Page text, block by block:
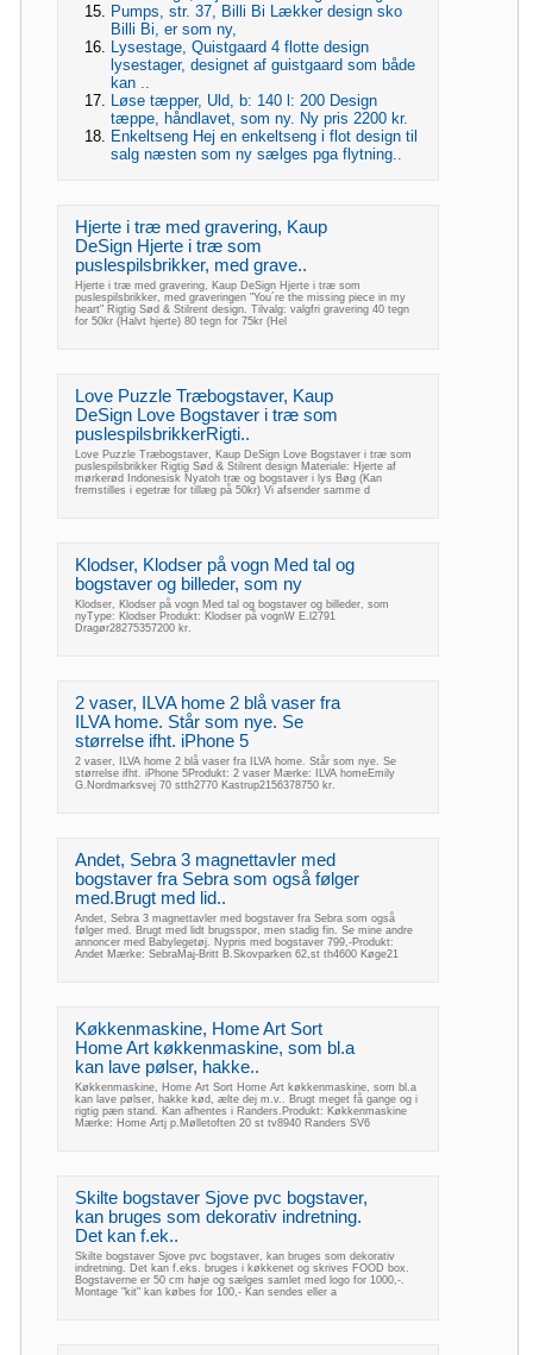
Pumps, str. 37, Billi Bi Lækker design sko
Billi Bi, er som ny,
Lysestage, Quistgaard 4 flotte design
lysestager, designet af guistgaard som både
kan ..
Løse tæpper, Uld, b: 140 l: 200 Design
tæppe, håndlavet, som ny. Ny pris 2200 kr.
Enkeltseng Hej en enkeltseng i flot design til
salg næsten som ny sælges pga flytning..
Hjerte i træ med gravering, Kaup
DeSign Hjerte i træ som
puslespilsbrikker, med grave..
Hjerte i træ med gravering, Kaup DeSign Hjerte i træ som
puslespilsbrikker, med graveringen "You´re the missing piece in my
heart" Rigtig Sød & Stilrent design. Tilvalg: valgfri gravering 40 tegn
for 50kr (Halvt hjerte) 80 tegn for 75kr (Hel
Love Puzzle Træbogstaver, Kaup
DeSign Love Bogstaver i træ som
puslespilsbrikkerRigti..
Love Puzzle Træbogstaver, Kaup DeSign Love Bogstaver i træ som
puslespilsbrikker Rigtig Sød & Stilrent design Materiale: Hjerte af
mørkerød Indonesisk Nyatoh træ og bogstaver i lys Bøg (Kan
fremstilles i egetræ for tillæg på 50kr) Vi afsender samme d
Klodser, Klodser på vogn Med tal og
bogstaver og billeder, som ny
Klodser, Klodser på vogn Med tal og bogstaver og billeder, som
nyType: Klodser Produkt: Klodser på vognW E.l2791
Dragør28275357200 kr.
2 vaser, ILVA home 2 blå vaser fra
ILVA home. Står som nye. Se
størrelse ifht. iPhone 5
2 vaser, ILVA home 2 blå vaser fra ILVA home. Står som nye. Se
størrelse ifht. iPhone 5Produkt: 2 vaser Mærke: ILVA homeEmily
G.Nordmarksvej 70 stth2770 Kastrup2156378750 kr.
Andet, Sebra 3 magnettavler med
bogstaver fra Sebra som også følger
med.Brugt med lid..
Andet, Sebra 3 magnettavler med bogstaver fra Sebra som også
følger med. Brugt med lidt brugsspor, men stadig fin. Se mine andre
annoncer med Babylegetøj. Nypris med bogstaver 799,-Produkt:
Andet Mærke: SebraMaj-Britt B.Skovparken 62,st th4600 Køge21
Køkkenmaskine, Home Art Sort
Home Art køkkenmaskine, som bl.a
kan lave pølser, hakke..
Køkkenmaskine, Home Art Sort Home Art køkkenmaskine, som bl.a
kan lave pølser, hakke kød, ælte dej m.v.. Brugt meget få gange og i
rigtig pæn stand. Kan afhentes i Randers.Produkt: Køkkenmaskine
Mærke: Home Artj p.Mølletoften 20 st tv8940 Randers SV6
Skilte bogstaver Sjove pvc bogstaver,
kan bruges som dekorativ indretning.
Det kan f.ek..
Skilte bogstaver Sjove pvc bogstaver, kan bruges som dekorativ
indretning. Det kan f.eks. bruges i køkkenet og skrives FOOD box.
Bogstaverne er 50 cm høje og sælges samlet med logo for 1000,-.
Montage "kit" kan købes for 100,- Kan sendes eller a